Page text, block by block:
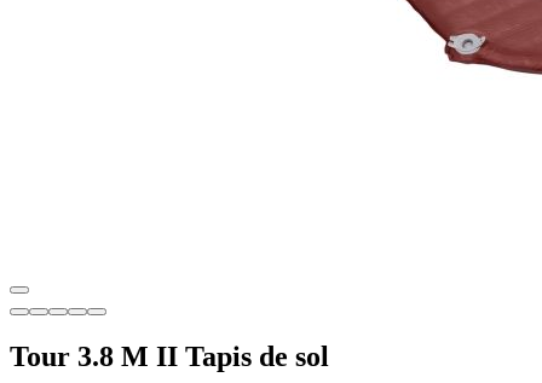
Tour 3.8 M II Tapis de sol